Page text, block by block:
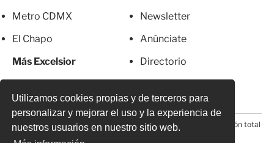
Utilizamos cookies propias y de terceros para
personalizar y mejorar el uso y la experiencia de
nuestros usuarios en nuestro sitio web.
Metro CDMX
El Chapo
Más Excelsior
Newsletter
Anúnciate
Directorio
© 2026 Todos los derechos reservados. Prohibida la reproducción total
o parcial, incluyendo cualquier medio electrónico*